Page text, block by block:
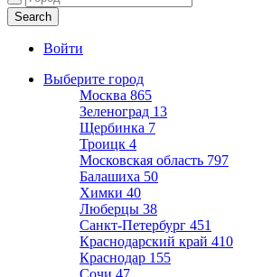
Войти
Выберите город
Москва 865
Зеленоград 13
Щербинка 7
Троицк 4
Московская область 797
Балашиха 50
Химки 40
Люберцы 38
Санкт-Петербург 451
Краснодарский край 410
Краснодар 155
Сочи 47